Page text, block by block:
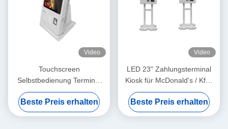
Video
Touchscreen
Selbstbedienung Terminal
Kiosk Restaurant Bestellung
und Zahlung
Beste Preis erhalten
Video
LED 23" Zahlungsterminal
Kiosk für McDonald's / Kfc /
Restaurant
Beste Preis erhalten